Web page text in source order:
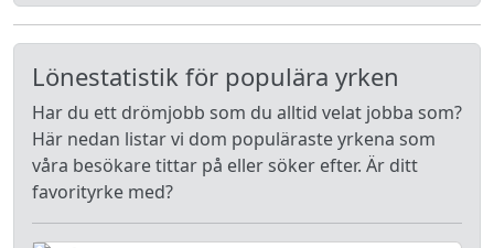
Lönestatistik för populära yrken
Har du ett drömjobb som du alltid velat jobba som?
Här nedan listar vi dom populäraste yrkena som
våra besökare tittar på eller söker efter. Är ditt
favorityrke med?